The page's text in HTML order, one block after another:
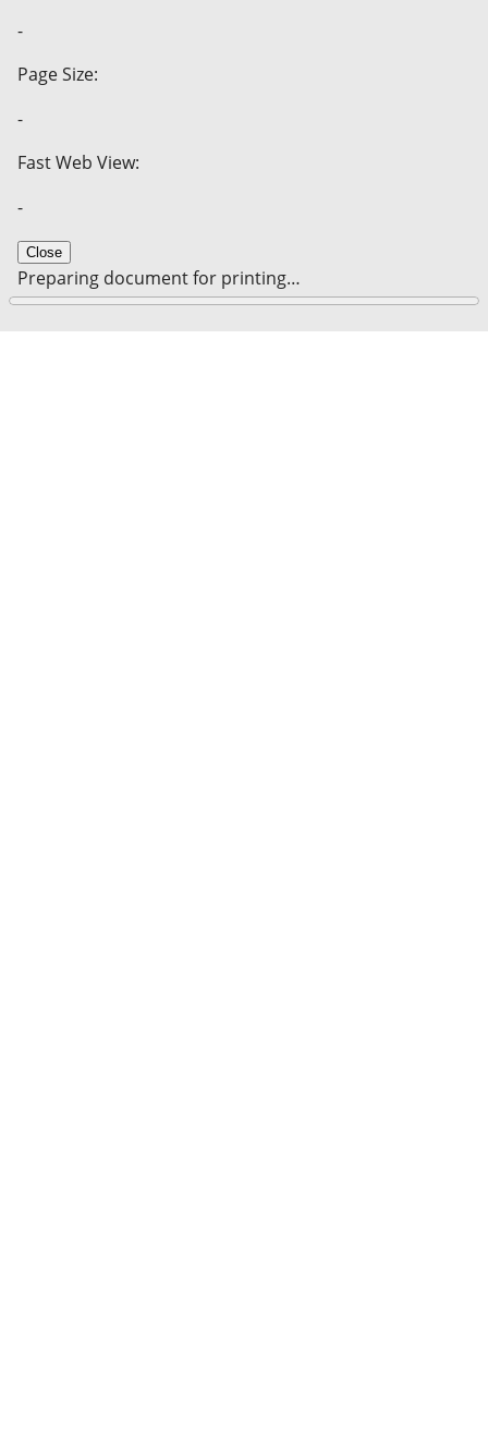
-
Page Size:
-
Fast Web View:
-
Close
Preparing document for printing…